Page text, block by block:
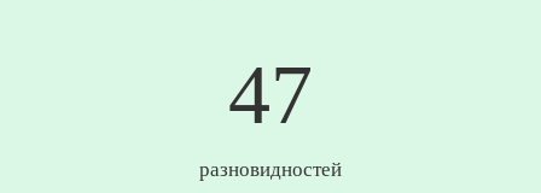
49
разновидностей